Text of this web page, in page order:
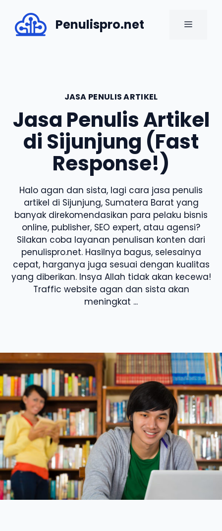
content
Penulispro.net MENU
JASA PENULIS ARTIKEL
Jasa Penulis Artikel
di Sijunjung (Fast
Response!)
Halo agan dan sista, lagi cara jasa penulis
artikel di Sijunjung, Sumatera Barat yang
banyak direkomendasikan para pelaku bisnis
online, publisher, SEO expert, atau agensi?
Silakan coba layanan penulisan konten dari
penulispro.net. Hasilnya bagus, selesainya
cepat, harganya juga sesuai dengan kualitas
yang diberikan. Insya Allah tidak akan kecewa!
Traffic website agan dan sista akan
meningkat ...